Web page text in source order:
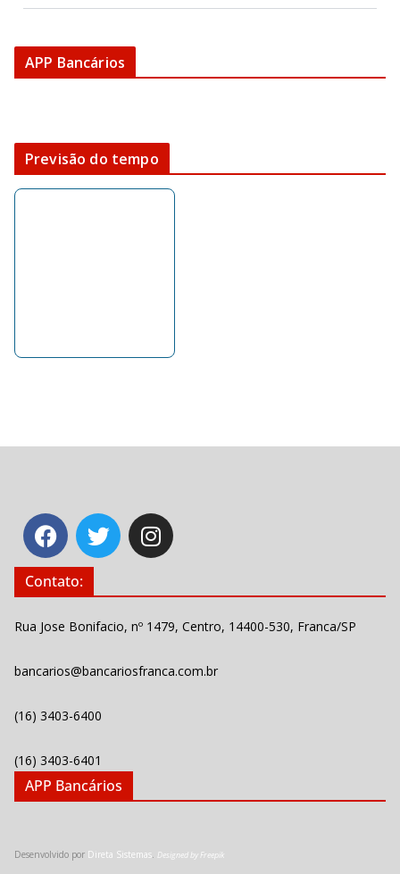
APP Bancários
Previsão do tempo
Contato:
Rua Jose Bonifacio, nº 1479, Centro, 14400-530, Franca/SP
bancarios@bancariosfranca.com.br
(16) 3403-6400
(16) 3403-6401
APP Bancários
Desenvolvido por Direta Sistemas. Designed by Freepik